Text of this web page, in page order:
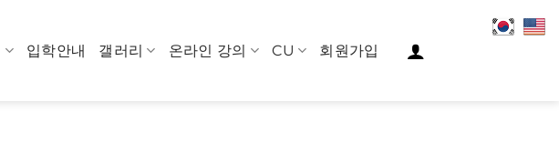
입학안내 갤러리 온라인 강의 CU 회원가입